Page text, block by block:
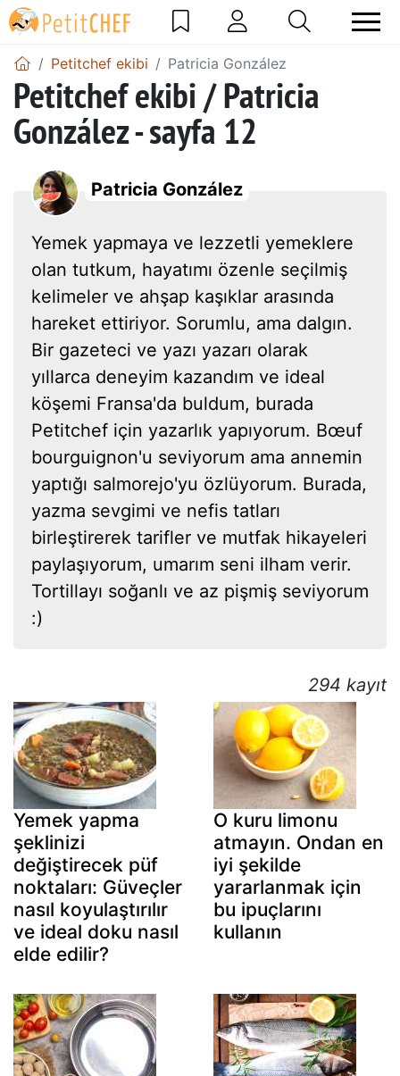
Petitchef ekibi Patricia González
Petitchef ekibi / Patricia
González - sayfa 12
Patricia González
Yemek yapmaya ve lezzetli yemeklere
olan tutkum, hayatımı özenle seçilmiş
kelimeler ve ahşap kaşıklar arasında
hareket ettiriyor. Sorumlu, ama dalgın.
Bir gazeteci ve yazı yazarı olarak
yıllarca deneyim kazandım ve ideal
köşemi Fransa'da buldum, burada
Petitchef için yazarlık yapıyorum. Bœuf
bourguignon'u seviyorum ama annemin
yaptığı salmorejo'yu özlüyorum. Burada,
yazma sevgimi ve nefis tatları
birleştirerek tarifler ve mutfak hikayeleri
paylaşıyorum, umarım seni ilham verir.
Tortillayı soğanlı ve az pişmiş seviyorum
:)
294 kayıt
Yemek yapma
şeklinizi
değiştirecek püf
noktaları: Güveçler
nasıl koyulaştırılır
ve ideal doku nasıl
elde edilir?
O kuru limonu
atmayın. Ondan en
iyi şekilde
yararlanmak için
bu ipuçlarını
kullanın